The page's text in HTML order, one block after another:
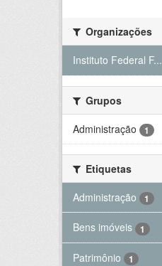
Organizações
Instituto Federal F...
Grupos
Administração
1
Etiquetas
Administração
1
Bens imóveis 1
Patrimônio 1